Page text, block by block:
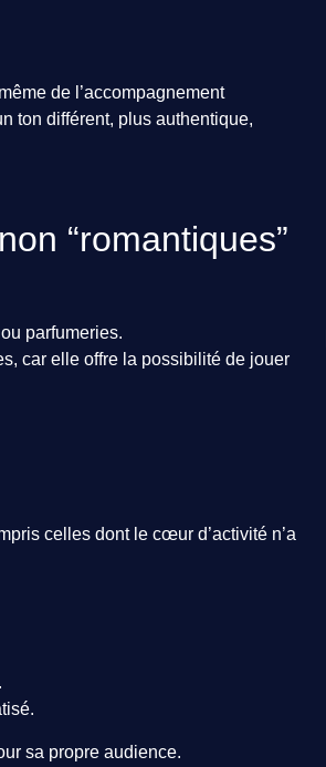
de l’accompagnement
ton différent, plus authentique,
“romantiques”
parfumeries.
car elle offre la possibilité de jouer
celles dont le cœur d’activité n’a
sa propre audience.